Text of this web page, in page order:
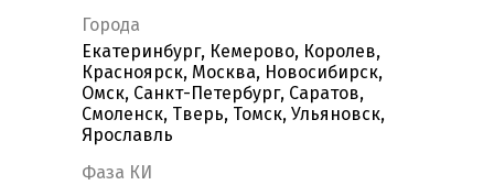
Города
Екатеринбург, Кемерово, Королев,
Красноярск, Москва, Новосибирск,
Омск, Санкт-Петербург, Саратов,
Смоленск, Тверь, Томск, Ульяновск,
Ярославль
Фаза КИ